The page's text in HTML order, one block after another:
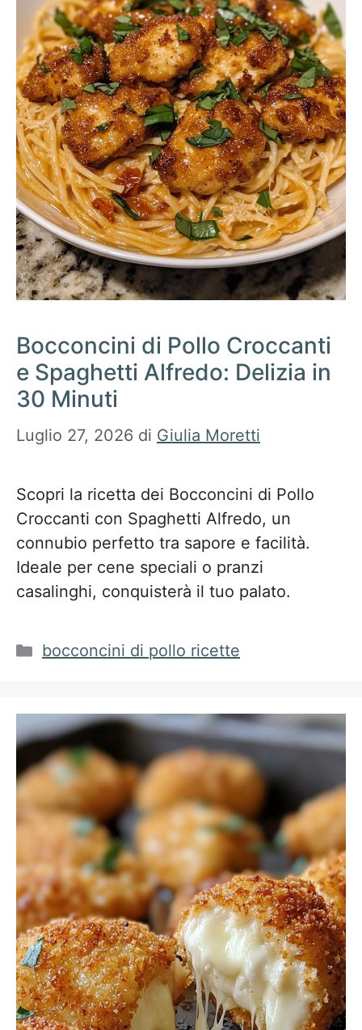
Bocconcini di Pollo Croccanti
e Spaghetti Alfredo: Delizia in
30 Minuti
Luglio 27, 2026 di Giulia Moretti
Scopri la ricetta dei Bocconcini di Pollo
Croccanti con Spaghetti Alfredo, un
connubio perfetto tra sapore e facilità.
Ideale per cene speciali o pranzi
casalinghi, conquisterà il tuo palato.
Categorie
bocconcini di pollo ricette